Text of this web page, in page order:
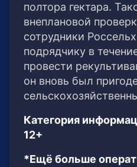
полтора гектара.
внеплановой
сотрудники
подрядчику в
провести
он вновь был
Категория
12+
*Ещё больше